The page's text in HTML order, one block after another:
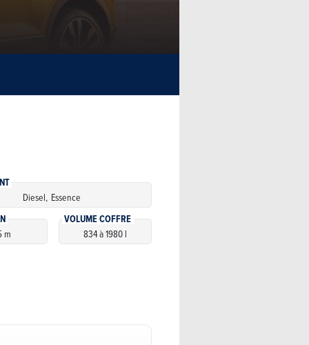
Diesel, Essence
m
VOLUME COFFRE
834 à 1980 l